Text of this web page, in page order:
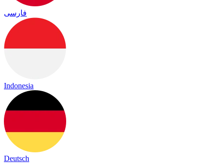
فارسی
Indonesia
Deutsch